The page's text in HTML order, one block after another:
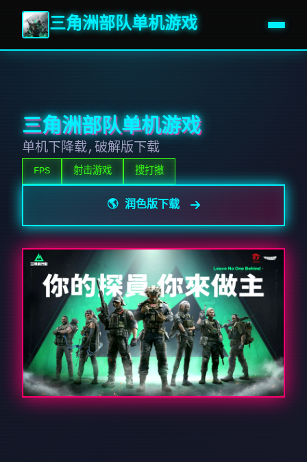
三角洲部队单机游戏
三角洲部队单机游戏
单机下降载,破解版下载
FPS 射击游戏 搜打撤
🌎 润色版下载